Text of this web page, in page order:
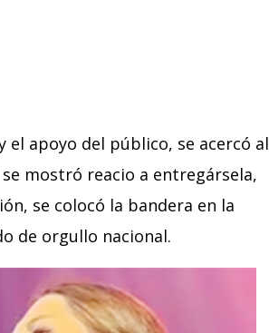
el apoyo del público, se acercó al
mostró reacio a entregársela,
se colocó la bandera en la
de orgullo nacional.